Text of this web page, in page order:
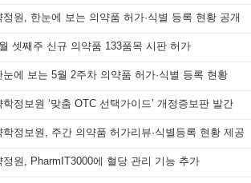
정원, 한눈에 보는 의약품 허가·식별 등록 현황 공개
셋째주 신규 의약품 133품목 시판 허가
눈에 보는 5월 2주차 의약품 허가·식별 등록 현황
정보원 ‘맞춤 OTC 선택가이드’ 개정증보판 발간
학정보원, 주간 의약품 허가리뷰·식별등록 현황 제공
정원, PharmIT3000에 혈당 관리 기능 추가